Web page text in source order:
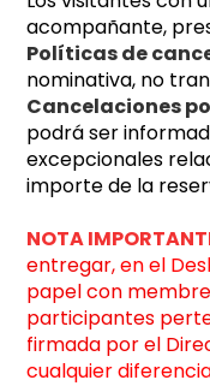
acompañante,
Políticas de
nominativa, no
Cancelaciones
podrá ser
excepcionales
importe de la
NOTA
entregar, en el
papel con
participantes
firmada por el
cualquier